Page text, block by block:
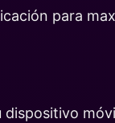
para
dispositivo